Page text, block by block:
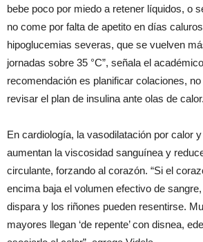
bebe poco por miedo a retener líquidos, o
no come por falta de apetito en días
hipoglucemias severas, que se vuelven
jornadas sobre 35 °C”, señala el
recomendación es planificar colaciones,
revisar el plan de insulina ante olas de calor.
En cardiología, la vasodilatación por calor
aumentan la viscosidad sanguínea y
circulante, forzando al corazón. “Si el
encima baja el volumen efectivo de
dispara y los riñones pueden resentirse.
mayores llegan ‘de repente’ con disnea,